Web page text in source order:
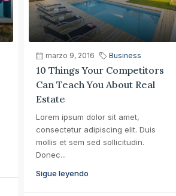
marzo 9, 2016 Business
10 Things Your Competitors
Can Teach You About Real
Estate
Lorem ipsum dolor sit amet,
consectetur adipiscing elit. Duis
mollis et sem sed sollicitudin.
Donec...
Sigue leyendo